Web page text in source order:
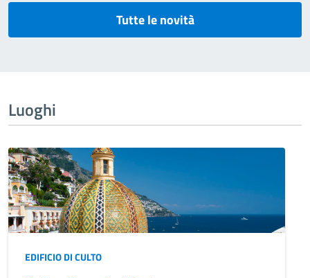
Tutte le novità
Luoghi
EDIFICIO DI CULTO